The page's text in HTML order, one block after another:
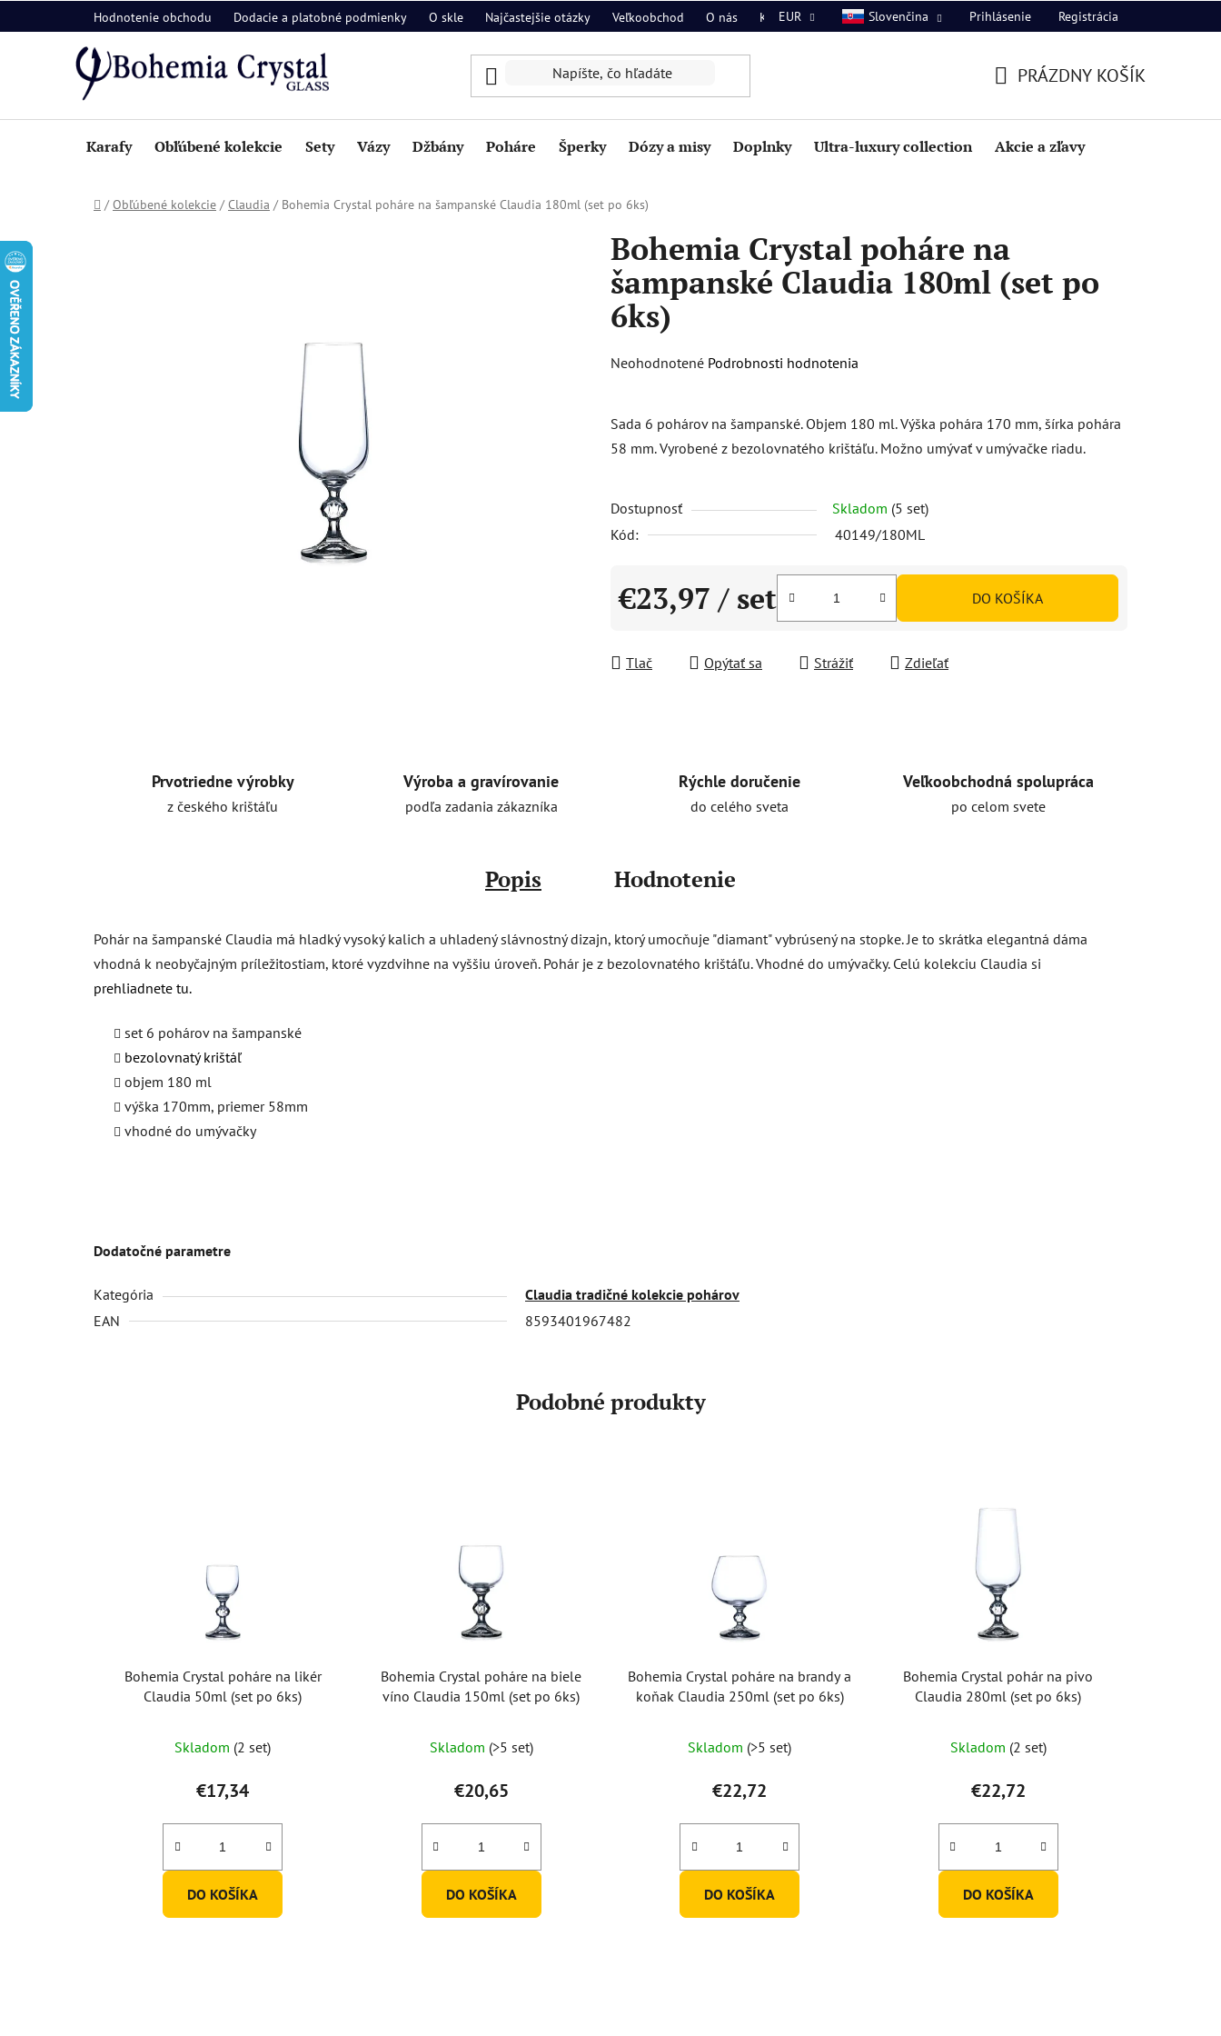
na
Hodnotenie obchodu Dodacie a platobné podmienky O skle Najčastejšie otázky Veľkoobchod O nás Kontakt
EUR Slovenčina Prihlásenie Registrácia
KOŠÍK
PRÁZDNY KOŠÍK
Karafy Obľúbené kolekcie Sety Vázy Džbány Poháre Šperky Dózy a misy Doplnky Ultra-luxury collection Akcie a zľavy
Domov
/ Obľúbené kolekcie / Claudia / Bohemia Crystal poháre na šampanské Claudia 180ml (set po 6ks)
Bohemia Crystal poháre na
šampanské Claudia 180ml (set po
6ks)
Priemerné
je
0,0
5
hviezdičiek.
Neohodnotené Podrobnosti hodnotenia
Sada 6 pohárov na šampanské. Objem 180 ml. Výška pohára 170 mm, šírka pohára
58 mm. Vyrobené z bezolovnatého krištáľu. Možno umývať v umývačke riadu.
Dostupnosť Skladom (5 set)
Kód:
40149/180ML
€23,97 / set DO KOŠÍKA
Tlač Opýtať sa Strážiť Zdieľať
Prvotriedne výrobky
z českého krištáľu
Výroba a gravírovanie
podľa zadania zákazníka
Rýchle doručenie
do celého sveta
Veľkoobchodná spolupráca
po celom svete
Popis Hodnotenie
Pohár na šampanské Claudia má hladký vysoký kalich a uhladený slávnostný dizajn, ktorý umocňuje "diamant" vybrúsený na stopke. Je to skrátka elegantná dáma
vhodná k neobyčajným príležitostiam, ktoré vyzdvihne na vyššiu úroveň. Pohár je z bezolovnatého krištáľu. Vhodné do umývačky. Celú kolekciu Claudia si
prehliadnete tu.
set 6 pohárov na šampanské
bezolovnatý krištáľ
objem 180 ml
výška 170mm, priemer 58mm
vhodné do umývačky
Dodatočné parametre
Kategória
Claudia tradičné kolekcie pohárov
EAN
8593401967482
Podobné produkty
Bohemia Crystal poháre na likér
Claudia 50ml (set po 6ks)
Skladom (2 set)
€17,34
DO KOŠÍKA
Bohemia Crystal poháre na biele
víno Claudia 150ml (set po 6ks)
hodnotenie
produktu
je
5,0
z
hviezdičiek.
Skladom (>5 set)
€20,65
DO KOŠÍKA
Bohemia Crystal poháre na brandy a
koňak Claudia 250ml (set po 6ks)
hodnotenie
produktu
je
5,0
z
hviezdičiek.
Skladom (>5 set)
€22,72
DO KOŠÍKA
Bohemia Crystal pohár na pivo
Claudia 280ml (set po 6ks)
Skladom (2 set)
€22,72
DO KOŠÍKA